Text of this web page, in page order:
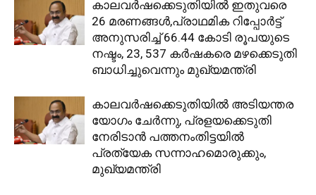
കാലവര്‍ഷക്കെടുതിയില്‍ ഇതുവരെ
26 മരണങ്ങള്‍,പ്രാഥമിക റിപ്പോര്‍ട്ട്
അനുസരിച്ച് 66.44 കോടി രൂപയുടെ
നഷ്ടം, 23, 537 കര്‍ഷകരെ മഴക്കെടുതി
ബാധിച്ചുവെന്നും മുഖ്യമന്ത്രി
കാലവർഷക്കെടുതിയിൽ‌ അടിയന്തര
യോ​ഗം ചേർന്നു, പ്രളയക്കെടുതി
നേരിടാൻ പത്തനംതിട്ടയിൽ
പ്രത്യേക സന്നാഹമൊരുക്കും,
മുഖ്യമന്ത്രി